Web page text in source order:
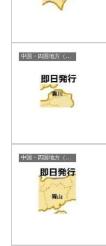
中国・四国地方（即日発行）
中国・四国地方（即日発行）